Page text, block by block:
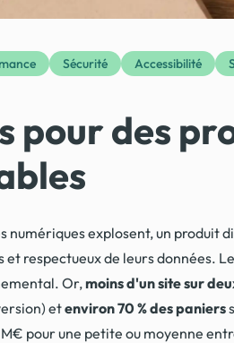
Sécurité Accessibilité
pour des
numériques explosent, un
respectueux de leurs données.
Or,moins d'un site sur
etenviron 70 % des paniers
pour une petite ou moyenne